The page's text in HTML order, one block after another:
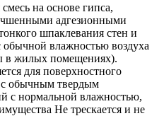
на основе гипса,
адгезионными
шпаклевания стен и
влажностью воздуха
в жилых помещениях).
для поверхностного
с обычным твердым
с нормальной влажностью,
Не трескается и не